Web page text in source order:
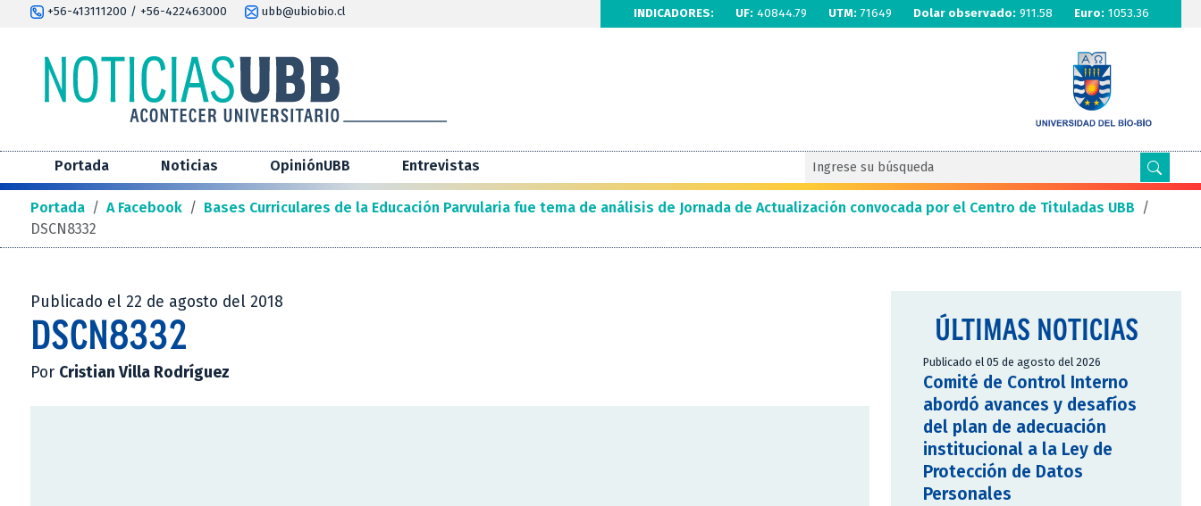
+56-413111200 / +56-422463000 ubb@ubiobio.cl INDICADORES: UF: 40844.79 UTM: 71649 Dolar observado: 911.58 Euro: 1053.36
Portada Noticias OpiniónUBB Entrevistas
Portada / A Facebook / Bases Curriculares de la Educación Parvularia fue tema de análisis de Jornada de Actualización convocada por el Centro de Tituladas UBB /
DSCN8332
Publicado el 22 de agosto del 2018
DSCN8332
Por Cristian Villa Rodríguez
ÚLTIMAS NOTICIAS
Publicado el 05 de agosto del 2026
Comité de Control Interno
abordó avances y desafíos
del plan de adecuación
institucional a la Ley de
Protección de Datos
Personales